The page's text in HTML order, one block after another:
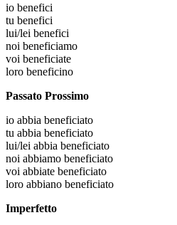
io benefici
tu benefici
lui/lei benefici
noi beneficiamo
voi beneficiate
loro beneficino
Passato Prossimo
io abbia beneficiato
tu abbia beneficiato
lui/lei abbia beneficiato
noi abbiamo beneficiato
voi abbiate beneficiato
loro abbiano beneficiato
Imperfetto